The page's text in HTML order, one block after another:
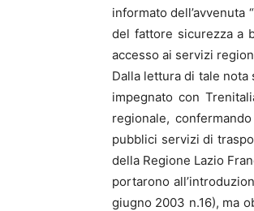
informato
del fattore sicurezza a
accesso ai servizi
Dalla lettura di tale
impegnato con
regionale,
pubblici servizi di
della Regione Lazio
portarono
giugno 2003 n.16), ma